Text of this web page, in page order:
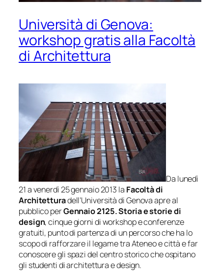
Università di Genova:
workshop gratis alla Facoltà
di Architettura
Da lunedì
21 a venerdì 25 gennaio 2013 la Facoltà di
Architetturadell’Università di Genova apre al
pubblico perGennaio 2125. Storia e storie di
design, cinque giorni di workshop e conferenze
gratuiti, punto di partenza di un percorso che ha lo
scopo di rafforzare il legame tra Ateneo e città e far
conoscere gli spazi del centro storico che ospitano
gli studenti di architettura e design.